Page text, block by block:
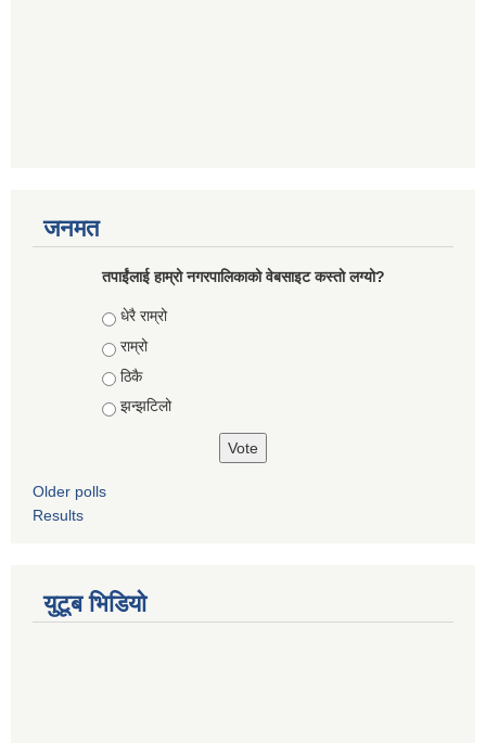
जनमत
तपाईंलाई हाम्रो नगरपालिकाको वेबसाइट कस्तो लग्यो?
Choices
धेरै राम्रो
राम्रो
ठिकै
झन्झटिलो
Older polls
Results
युटूब भिडियो